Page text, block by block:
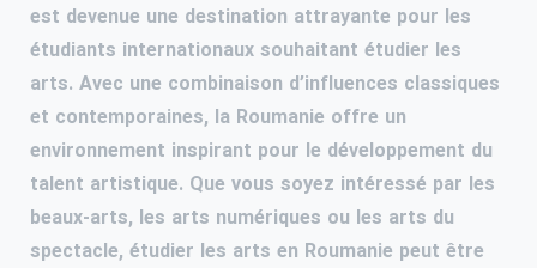
est devenue une destination attrayante pour les
étudiants internationaux souhaitant étudier les
arts. Avec une combinaison d’influences classiques
et contemporaines, la Roumanie offre un
environnement inspirant pour le développement du
talent artistique. Que vous soyez intéressé par les
beaux-arts, les arts numériques ou les arts du
spectacle, étudier les arts en Roumanie peut être